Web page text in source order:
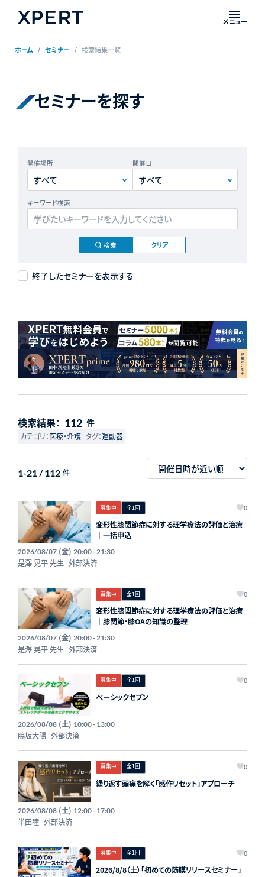
メニュー
ホーム セミナー 検索結果一覧
セミナーを探す
開催場所 開催日
キーワード検索
検索 クリア
終了したセミナーを表示する
検索結果： 112 件
カテゴリ：医療・介護 タグ：運動器
1-21 / 112 件
募集中 全1回 0
変形性膝関節症に対する理学療法の評価と治療
｜一括申込
2026/08/07(金) 20:00 - 21:30
是澤 晃平 先生 外部決済
募集中 全1回 0
変形性膝関節症に対する理学療法の評価と治療
｜膝関節・膝OAの知識の整理
2026/08/07(金) 20:00 - 21:30
是澤 晃平 先生 外部決済
募集中 全1回 0
ベーシックセブン
2026/08/08(土) 10:00 - 13:00
脇坂大陽 外部決済
募集中 全1回 0
繰り返す頭痛を解く「感作リセット」アプローチ
2026/08/08(土) 12:00 - 17:00
半田瞳 外部決済
募集中 全1回 0
2026/8/8（土）「初めての筋膜リリースセミナー」